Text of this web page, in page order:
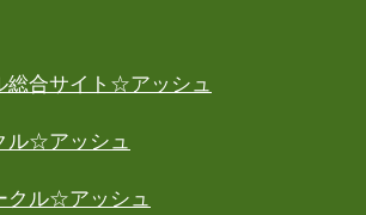
総合サイト☆アッシュ
ル☆アッシュ
クル☆アッシュ